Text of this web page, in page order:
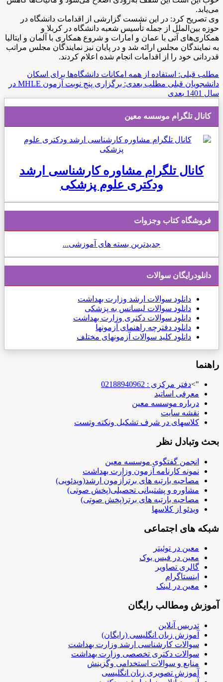
می‌یابد.
وی تصریح کرد: در این نشست گزارشی از اقدامات دانشگاه در
حوزه بین‌الملل از جمله تأسیس شعبه دانشگاه در کربلا و
همکاری‌های آتی با عمان و امارات و شروع همکاری با آلمان و ایتالیا
به نمایندگان مجلس ارائه شد و در پایان نیز نمایندگان مجلس مراتب
قدردانی خود را از اقدامات انجام شده اعلام کردند.
مطلب قبلی: استفاده از همه امکانات دانشگاه‌ها برای اسکان
دانشجویان قبلی
مطلب بعدی: برگزاری پنج نوبت آزمون MHLE در
سال 1401
بعدی
کانال تلگرام موسسه معین
کانال تلگرام مشاوره کارشناسی ارشد
ودکتری علوم پزشکی
فروشگاه کتاب وجزوات
جدیدترین بسته های آموزشی...
دانلودرایگان سوالات
دانلود سوالات ارشد وزارت بهداشت
دانلود سوالات لیسانس به پزشکی
دانلود سوالات دکتری وزارت بهداشت
دانلود دفترچه راهنمای آزمونها
دانلود کلید سوالات آزمونهای مختلف
راهنما
">دفتر مرکزی : 02188940962
معرفی اساتید
درباره موسسه معین
نقشه سایت
کلاسهای در شرف تشکیل ونکته وتست
بحث وتبادل نظر
انجمن گفتگوی موسسه معین
نمونه کارنامه آزمون وزارت بهداشت
مصاحبه بارتبه های برترآزمون ارشد(ویدئویی)
مشاوره و پشتیبانی تحصیلی(پخش صوتی)
مصاحبه بارتبه های برتر(پخش صوتی)
ویدئو از کلاسها
شبکه های اجتماعی
معین در توئیتر
معین در فیس بوک
گالری تصاویر
اینستاگرام
معین در لینک
آموزش ومطالب رایگان
تدریس آنلاین
آموزش زبان انگلیسی (رایگان)
سوالات کارشناسی ارشد وزارت بهداشت
سوالات دکتری تخصصی وزارت بهداشت
منابع و سوالات استخدامی وگزینش
آموزش تصویری زبان انگلیسی